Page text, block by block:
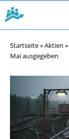
Startseite»Aktien »
Mai ausgegeben